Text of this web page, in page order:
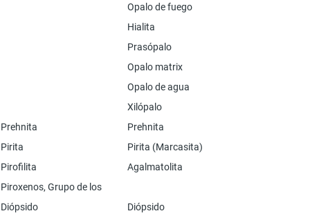
Opalo de fuego
Hialita
Prasópalo
Opalo matrix
Opalo de agua
Xilópalo
Prehnita
Prehnita
Pirita
Pirita (Marcasita)
Pirofilita
Agalmatolita
Piroxenos, Grupo de los
Diópsido
Diópsido